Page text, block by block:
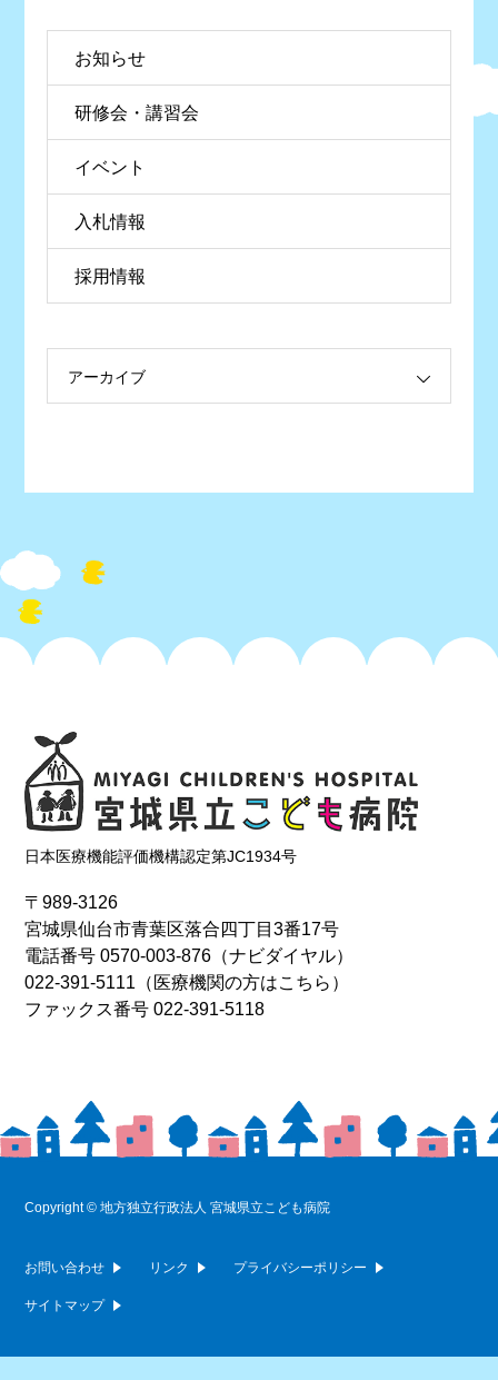
お知らせ
研修会・講習会
イベント
入札情報
採用情報
アーカイブ
日本医療機能評価機構認定第JC1934号
〒989-3126
宮城県仙台市青葉区落合四丁目3番17号
電話番号0570-003-876 （ナビダイヤル）
022-391-5111 （医療機関の方はこちら）
ファックス番号 022-391-5118
Copyright © 地方独立行政法人 宮城県立こども病院
お問い合わせ リンク プライバシーポリシー
サイトマップ